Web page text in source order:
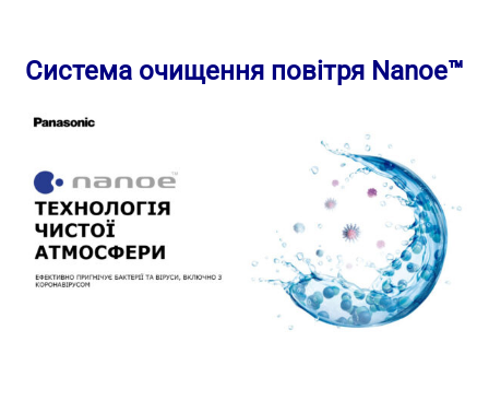
Система очищення повітря Nanoe™